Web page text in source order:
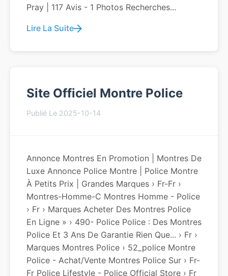
Pray | 117 Avis - 1 Photos Recherches...
Lire La Suite
Site Officiel Montre Police
Publié Le 2025-10-14
Annonce Montres En Promotion | Montres De
Luxe Annonce Police Montre | Police Montre
À Petits Prix | Grandes Marques › Fr-Fr ›
Montres-Homme-C Montres Homme - Police
› Fr › Marques Acheter Des Montres Police
En Ligne » › 490- Police Police : Des Montres
Police Et 3 Ans De Garantie Rien Que... › Fr ›
Marques Montres Police › 52_police Montre
Police - Achat/Vente Montres Police Sur › Fr-
Fr Police Lifestyle - Police Official Store › Fr